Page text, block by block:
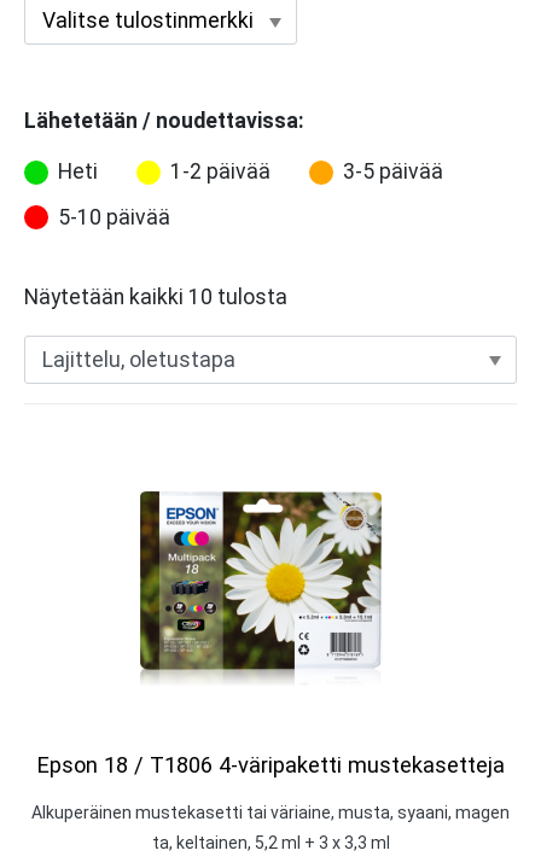
Lähetetään / noudettavissa:
Heti 1-2 päivää
3-5 päivää
5-10 päivää
Näytetään kaikki 10 tulosta
Epson 18 / T1806 4-väripaketti mustekasetteja
Alkuperäinen mustekasetti tai väriaine, musta, syaani, magen
ta, keltainen, 5,2 ml + 3 x 3,3 ml